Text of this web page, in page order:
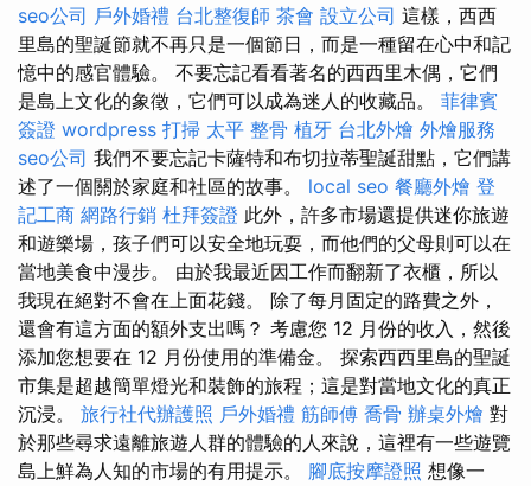
seo公司 戶外婚禮 台北整復師 茶會 設立公司 這樣，西西
里島的聖誕節就不再只是一個節日，而是一種留在心中和記
憶中的感官體驗。 不要忘記看看著名的西西里木偶，它們
是島上文化的象徵，它們可以成為迷人的收藏品。 菲律賓
簽證 wordpress 打掃 太平 整骨 植牙 台北外燴 外燴服務
seo公司 我們不要忘記卡薩特和布切拉蒂聖誕甜點，它們講
述了一個關於家庭和社區的故事。 local seo 餐廳外燴 登
記工商 網路行銷 杜拜簽證 此外，許多市場還提供迷你旅遊
和遊樂場，孩子們可以安全地玩耍，而他們的父母則可以在
當地美食中漫步。 由於我最近因工作而翻新了衣櫃，所以
我現在絕對不會在上面花錢。 除了每月固定的路費之外，
還會有這方面的額外支出嗎？ 考慮您 12 月份的收入，然後
添加您想要在 12 月份使用的準備金。 探索西西里島的聖誕
市集是超越簡單燈光和裝飾的旅程；這是對當地文化的真正
沉浸。 旅行社代辦護照 戶外婚禮 筋師傅 喬骨 辦桌外燴 對
於那些尋求遠離旅遊人群的體驗的人來說，這裡有一些遊覽
島上鮮為人知的市場的有用提示。 腳底按摩證照 想像一